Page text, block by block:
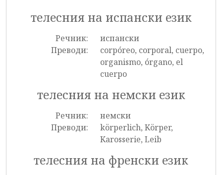
телесния на испански език
Речник:
испански
Преводи:
corpóreo, corporal, cuerpo,
organismo, órgano, el
cuerpo
телесния на немски език
Речник:
немски
Преводи:
körperlich, Körper,
Karosserie, Leib
телесния на френски език